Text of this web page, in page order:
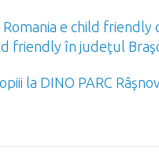
Romania e child friendly
friendly în judeţul
la DINO PARC